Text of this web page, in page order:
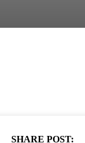
SHARE POST: